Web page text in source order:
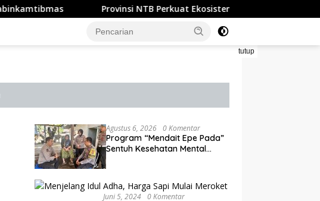
Provinsi NTB Perkuat Ekosistem UMKM
tutup
Agustus 6, 2026 0 Komentar
Program “Mendait Epe Pada”
Sentuh Kesehatan Mental
Juni 5, 2024 0 Komentar